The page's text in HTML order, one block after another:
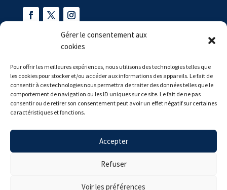
Gérer le consentement aux
cookies
Pour offrir les meilleures expériences, nous utilisons des technologies telles que
les cookies pour stocker et/ou accéder aux informations des appareils. Le fait de
consentir à ces technologies nous permettra de traiter des données telles que le
comportement de navigation ou les ID uniques sur ce site. Le fait de ne pas
consentir ou de retirer son consentement peut avoir un effet négatif sur certaines
caractéristiques et fonctions.
Accepter
Refuser
Voir les préférences
Contact en circonscription
57 Rue Félix Faure
06400 CANNES
Téléphone :04.83.65.16.99
©Wakiteo - 2026